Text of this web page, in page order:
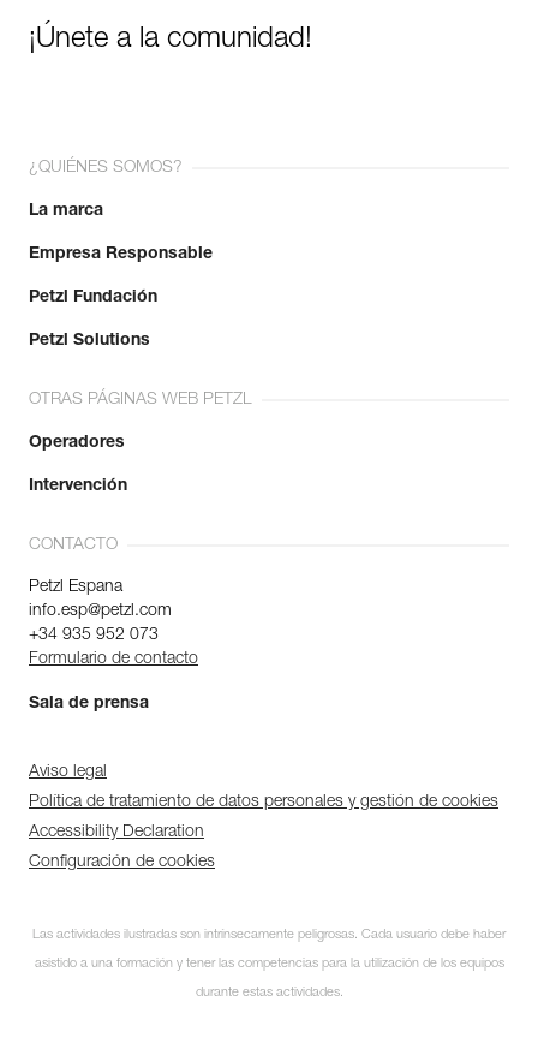
¡Únete a la comunidad!
¿QUIÉNES SOMOS?
La marca
Empresa Responsable
Petzl Fundación
Petzl Solutions
OTRAS PÁGINAS WEB PETZL
Operadores
Intervención
CONTACTO
Petzl Espana
info.esp@petzl.com
+34 935 952 073
Formulario de contacto
Sala de prensa
Aviso legal
Política de tratamiento de datos personales y gestión de cookies
Accessibility Declaration
Configuración de cookies
Las actividades ilustradas son intrínsecamente peligrosas. Cada usuario debe haber
asistido a una formación y tener las competencias para la utilización de los equipos
durante estas actividades.